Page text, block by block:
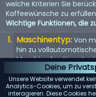
Deine
Unsere Website verwendet
Analytics-Cookies, um zu
interagieren. Diese Cookies
welche Kriterien Sie
Kaffeewünsche zu
Wichtige Funktionen, die
Maschinentyp: Von
hin zu
Maschine bestimmt,
Brühvorgang haben.
Qualität der Mühle:
entscheidend sein.